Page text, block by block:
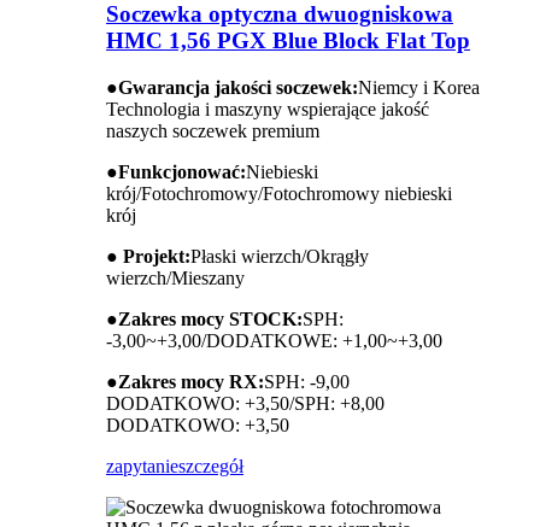
Soczewka optyczna dwuogniskowa
HMC 1,56 PGX Blue Block Flat Top
●Gwarancja jakości soczewek:Niemcy i Korea
Technologia i maszyny wspierające jakość
naszych soczewek premium
●Funkcjonować:Niebieski
krój/Fotochromowy/Fotochromowy niebieski
krój
● Projekt:Płaski wierzch/Okrągły
wierzch/Mieszany
●Zakres mocy STOCK:SPH:
-3,00~+3,00/DODATKOWE: +1,00~+3,00
●Zakres mocy RX:SPH: -9,00
DODATKOWO: +3,50/SPH: +8,00
DODATKOWO: +3,50
zapytanieszczegół